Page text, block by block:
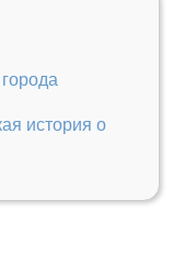
история о